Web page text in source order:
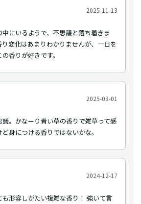
2025-11-13
中にいるようで、不思議と落ち着きま
変化はあまりわかりませんが、一日を
香りが好きです。
2025-08-01
。かなーり青い草の香りで雑草って感
身につける香りではないかな。
2024-12-17
形容しがたい複雑な香り！ 強いて言